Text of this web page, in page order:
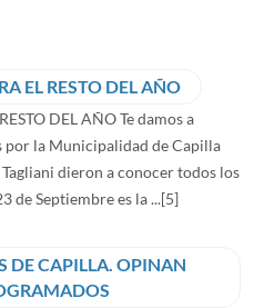
EL RESTO DEL AÑO
DEL AÑO Te damos a
por la Municipalidad de Capilla
dieron a conocer todos los
de Septiembre es la ...[5]
DE CAPILLA. OPINAN